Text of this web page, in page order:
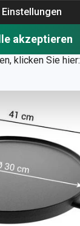
Einstellungen
akzeptieren
klicken Sie hier:
anzeigen